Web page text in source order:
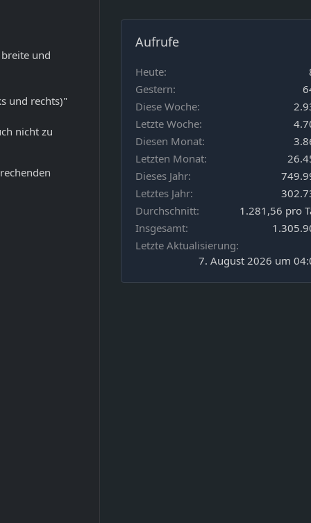
und
und rechts)"
nicht zu
Aufrufe
Heute
Gestern
Diese Woche
Letzte Woche
Diesen Monat
Letzten Monat
Dieses Jahr
Letztes Jahr
Durchschnitt
1.281,56 pro
Insgesamt
Letzte Aktualisierung
7. August 2026 um